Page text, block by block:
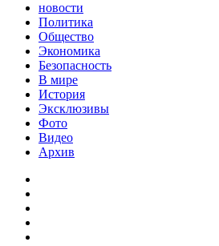
новости
Политика
Общество
Экономика
Безопасность
В мире
История
Эксклюзивы
Фото
Видео
Архив